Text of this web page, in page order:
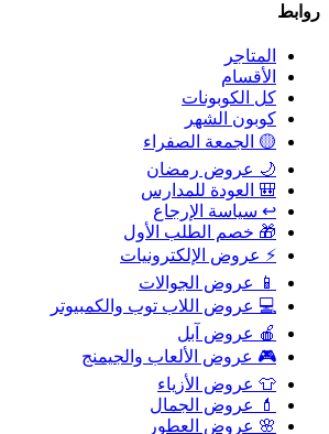
روابط
المتاجر
الأقسام
كل الكوبونات
كوبون الشهر
🟡 الجمعة الصفراء
🌙 عروض رمضان
🎒 العودة للمدارس
↩️ سياسة الإرجاع
🎁 خصم الطلب الأول
⚡ عروض الإلكترونيات
📱 عروض الجوالات
💻 عروض اللاب توب والكمبيوتر
🍎 عروض آبل
🎮 عروض الألعاب والجيمنج
👕 عروض الأزياء
💄 عروض الجمال
🌸 عروض العطور